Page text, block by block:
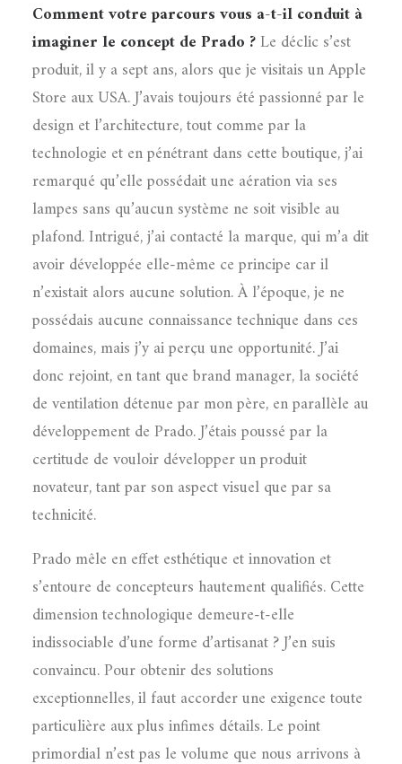
Comment votre parcours vous a-t-il conduit à
imaginer le concept de Prado ?Le déclic s’est
produit, il y a sept ans, alors que je visitais un Apple
Store aux USA. J’avais toujours été passionné par le
design et l’architecture, tout comme par la
technologie et en pénétrant dans cette boutique, j’ai
remarqué qu’elle possédait une aération via ses
lampes sans qu’aucun système ne soit visible au
plafond. Intrigué, j’ai contacté la marque, qui m’a dit
avoir développée elle-même ce principe car il
n’existait alors aucune solution. À l’époque, je ne
possédais aucune connaissance technique dans ces
domaines, mais j’y ai perçu une opportunité. J’ai
donc rejoint, en tant que brand manager, la société
de ventilation détenue par mon père, en parallèle au
développement de Prado. J’étais poussé par la
certitude de vouloir développer un produit
novateur, tant par son aspect visuel que par sa
technicité.
Prado mêle en effet esthétique et innovation et
s’entoure de concepteurs hautement qualifiés. Cette
dimension technologique demeure-t-elle
indissociable d’une forme d’artisanat ? J’en suis
convaincu. Pour obtenir des solutions
exceptionnelles, il faut accorder une exigence toute
particulière aux plus infimes détails. Le point
primordial n’est pas le volume que nous arrivons à